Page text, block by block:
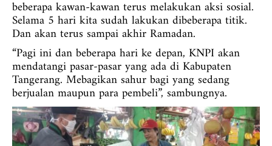
beberapa kawan-kawan terus melakukan aksi sosial.
Selama 5 hari kita sudah lakukan dibeberapa titik.
Dan akan terus sampai akhir Ramadan.
“Pagi ini dan beberapa hari ke depan, KNPI akan
mendatangi pasar-pasar yang ada di Kabupaten
Tangerang. Mebagikan sahur bagi yang sedang
berjualan maupun para pembeli”, sambungnya.